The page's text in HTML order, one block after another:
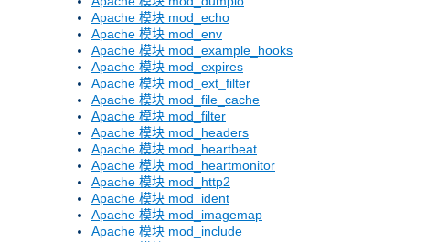
Apache 模块 mod_echo
Apache 模块 mod_env
Apache 模块 mod_example_hooks
Apache 模块 mod_expires
Apache 模块 mod_ext_filter
Apache 模块 mod_file_cache
Apache 模块 mod_filter
Apache 模块 mod_headers
Apache 模块 mod_heartbeat
Apache 模块 mod_heartmonitor
Apache 模块 mod_http2
Apache 模块 mod_ident
Apache 模块 mod_imagemap
Apache 模块 mod_include